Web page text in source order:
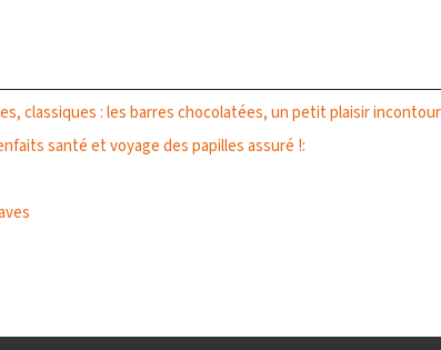
classiques : les barres chocolatées, un petit plaisir
santé et voyage des papilles assuré !: